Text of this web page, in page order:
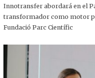
,
0
2
Innotransfer abordará en el
transformador como motor
Fundació Parc Científic